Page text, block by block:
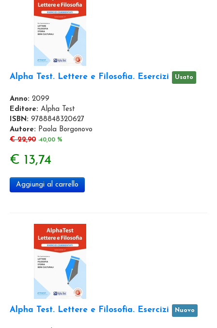
Alpha Test. Lettere e Filosofia. Esercizi Usato
Anno: 2099
Editore: Alpha Test
ISBN: 9788848320627
Autore: Paola Borgonovo
€ 22,90 -40,00 %
€ 13,74
Aggiungi al carrello
Alpha Test. Lettere e Filosofia. Esercizi Nuovo